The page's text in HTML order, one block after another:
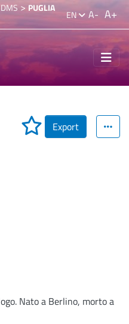
DMS > PUGLIA
EN A- A+
Export
Nato a Berlino, morto a